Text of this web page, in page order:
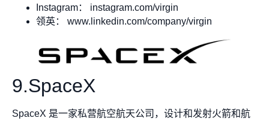
Instagram： instagram.com/virgin
领英： www.linkedin.com/company/virgin
9.SpaceX
SpaceX 是一家私营航空航天公司，设计和发射火箭和航